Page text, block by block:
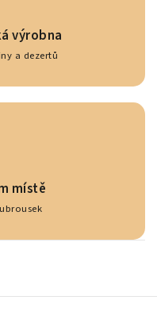
výrobna
a dezertů
místě